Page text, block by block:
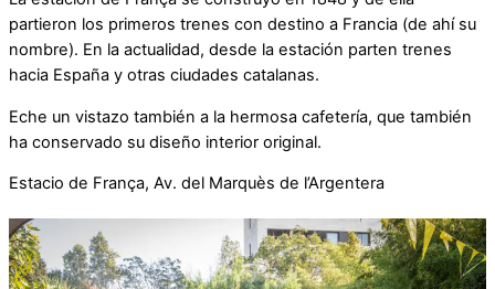
partieron los primeros trenes con destino a Francia (de ahí su
nombre). En la actualidad, desde la estación parten trenes
hacia España y otras ciudades catalanas.
Eche un vistazo también a la hermosa cafetería, que también
ha conservado su diseño interior original.
Estacio de França, Av. del Marquès de l’Argentera